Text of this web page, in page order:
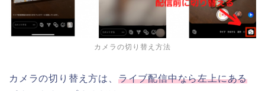
カメラの切り替え方法
カメラの切り替え方は、 ライブ配信中なら左上にある